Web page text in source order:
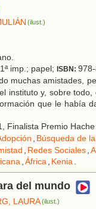
(ilust.)
imp.; papel; ISBN:
muchas amistades,
instituto y, sobre
que le había
Finalista Premio
, Búsqueda de
, Redes Sociales,
,África, Kenia.
del mundo
LAURA(ilust.)